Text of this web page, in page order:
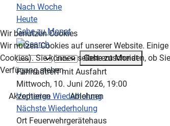
Nach Woche
Heute
Gehe zu Monat
Gehe zu Monat
Fahrradtreff mit Ausfahrt
Mittwoch, 10. Juni 2026, 19:00
Vorherige Wiederholung
Nächste Wiederholung
Ort Feuerwehrgerätehaus
Wir benutzen Cookies
Wir nutzen Cookies auf unserer Website.
Cookies). Sie können selbst entscheiden, ob
Verfügung stehen.
Akzeptieren
Ablehnen